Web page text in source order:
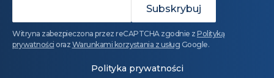
Witryna zabezpieczona przez reCAPTCHA zgodnie z Polityką
prywatności oraz Warunkami korzystania z usług Google.
Polityka prywatności